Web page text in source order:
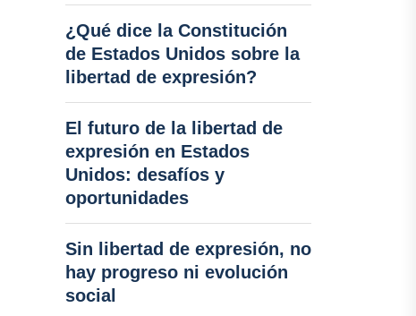
¿Qué dice la Constitución
de Estados Unidos sobre la
libertad de expresión?
El futuro de la libertad de
expresión en Estados
Unidos: desafíos y
oportunidades
Sin libertad de expresión, no
hay progreso ni evolución
social